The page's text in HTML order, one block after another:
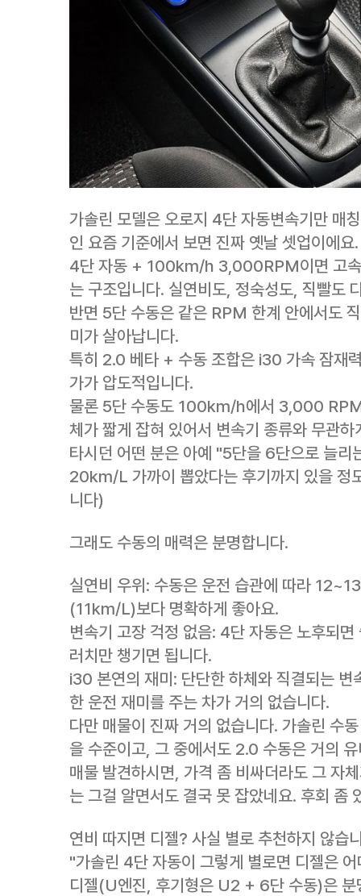
가솔린 모델은 오로지 4단 자동변속기만 매
인 요즘 기준에서 보면 진짜 옛날 셋업이에요.
4단 자동 + 100km/h 3,000RPM이면 고속
는 구조입니다. 실연비도, 정숙성도, 직빨도
반면 5단 수동은 같은 RPM 한계 안에서도
미가 살아납니다.
특히 2.0 베타 + 수동 조합은 i30 가속 잠재
가가 압도적입니다.
물론 5단 수동도 100km/h에서 3,000
체가 짧게 잡혀 있어서 변속기 종류와 무관
타시던 어떤 분은 아예 "5단을 6단으로 늘리
20km/L 가까이 뽑았다는 후기까지 있을 정
니다)
그래도 수동의 매력은 분명합니다.
실연비 우위: 수동은 운전 습관에 따라
(11km/L)보다 명확하게 좋아요.
변속기 고장 걱정 없음: 4단 자동은 노후되
러치만 챙기면 됩니다.
i30 본연의 재미: 단단한 하체와 직결되는 변
한 운전 재미를 주는 차가 거의 없습니다.
다만 매물이 진짜 거의 없습니다. 가솔린 수
을 수준이고, 그 중에서도 2.0 수동은 거의
매물 발견하시면, 가격 좀 비싸더라도 그 자
는 그걸 알면서도 결국 못 잡았네요. 후회 좀
연비 따지면 디젤? 사실 별로 추천하지 않습
"가솔린 4단 자동이 그렇게 별로면 디젤은
디젤(U엔진, 후기형은 U2 + 6단 수동)은 분